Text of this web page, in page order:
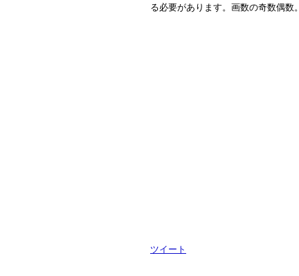
る必要があります。画数の奇数偶数。
ツイート